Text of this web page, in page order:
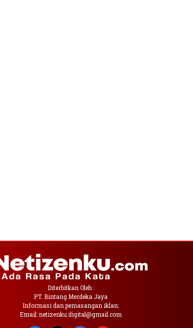
Diterbitkan Oleh :
PT. Bintang Merdeka Jaya
Informasi dan pemasangan iklan:
Email: netizenku.digital@gmail.com